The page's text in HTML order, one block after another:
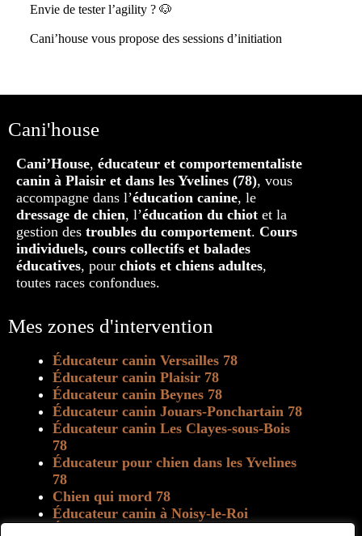
Envie de tester l’agility ? 🐶
Cani’house vous propose des sessions d’initiation
Cani'house
Cani’House, éducateur et comportementaliste
canin à Plaisir et dans les Yvelines (78), vous
accompagne dans l’éducation canine, le
dressage de chien, l’éducation du chiot et la
gestion des troubles du comportement. Cours
individuels, cours collectifs et balades
éducatives, pour chiots et chiens adultes,
toutes races confondues.
Mes zones d'intervention
Éducateur canin Versailles 78
Éducateur canin Plaisir 78
Éducateur canin Beynes 78
Éducateur canin Jouars-Ponchartain 78
Éducateur canin Les Clayes-sous-Bois
78
Éducateur pour chien dans les Yvelines
78
Chien qui mord 78
Éducateur canin à Noisy-le-Roi